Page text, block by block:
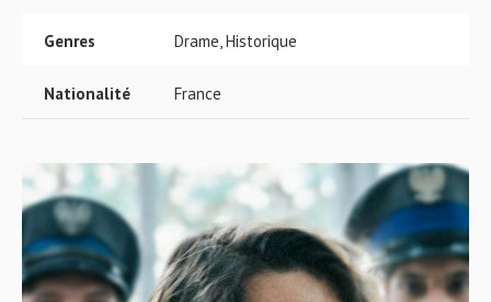
Genres Drame, Historique
Nationalité France